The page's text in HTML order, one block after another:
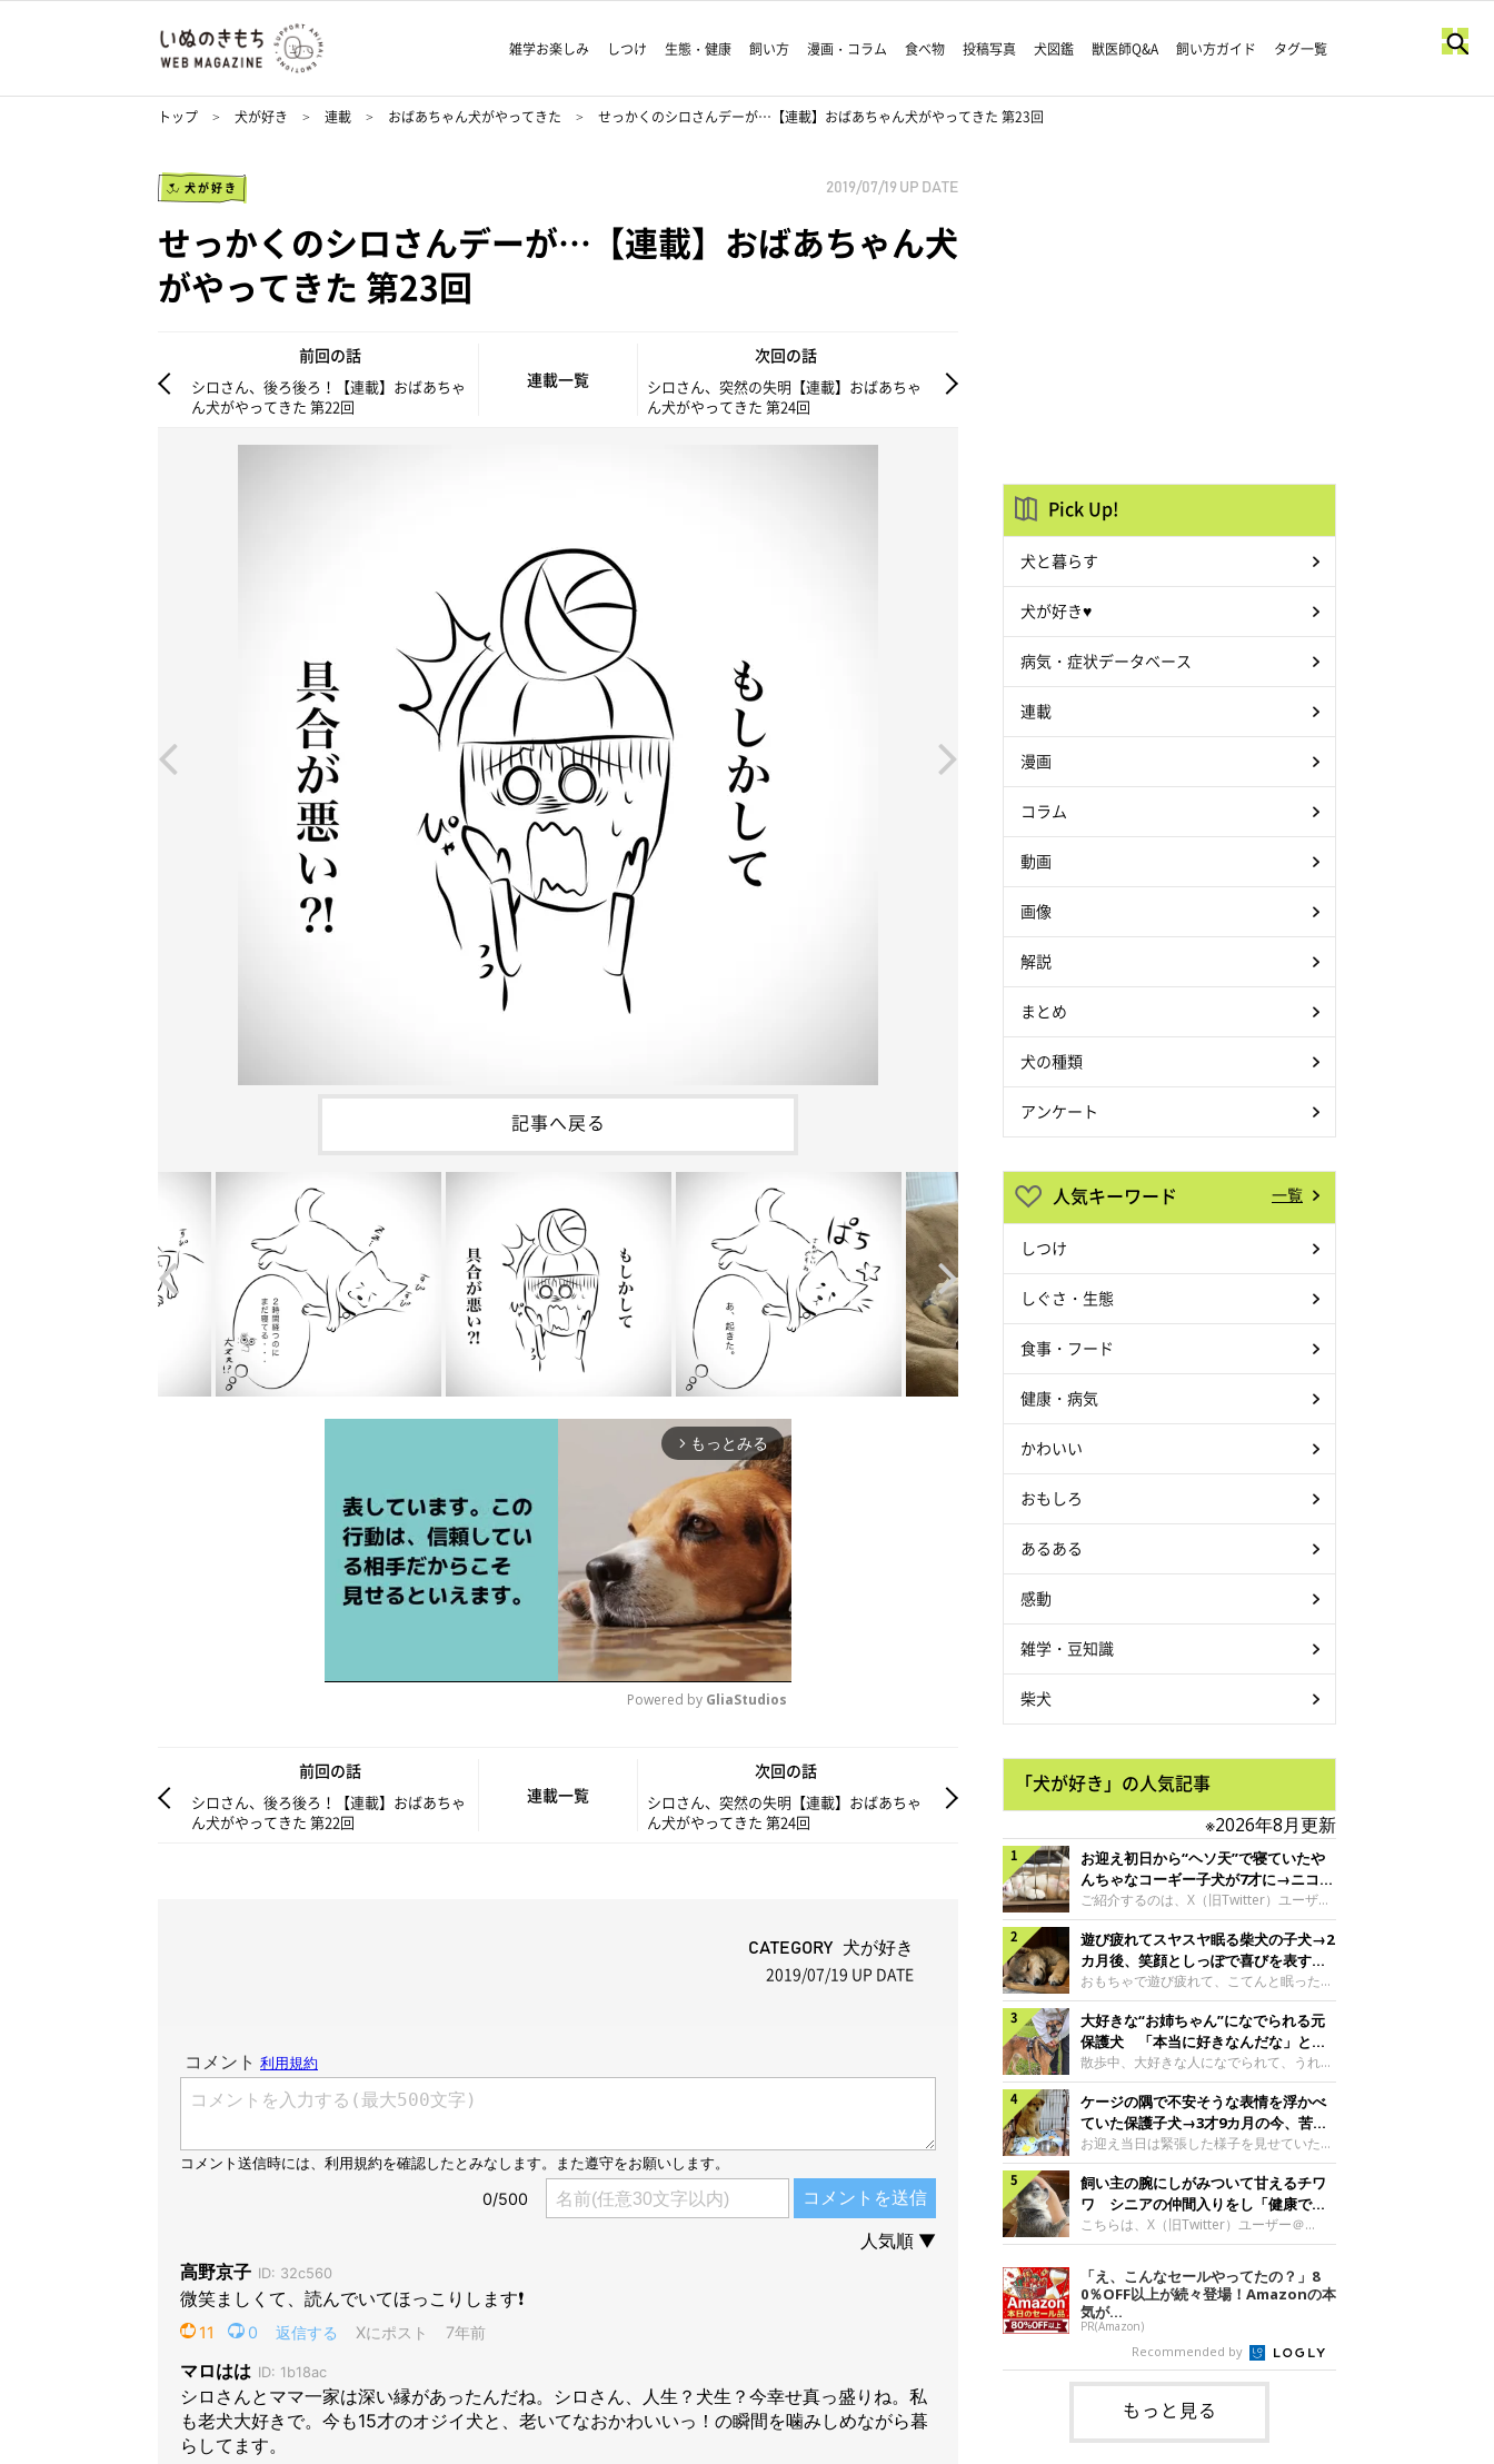
雑学お楽しみ しつけ 生態・健康 飼い方 漫画・コラム 食べ物 投稿写真 犬図鑑 獣医師Q&A 飼い方ガイド タグ一覧
トップ 犬が好き 連載 おばあちゃん犬がやってきた せっかくのシロさんデーが…【連載】おばあちゃん犬がやってきた 第23回
犬が好き 2019/07/19 UP DATE
せっかくのシロさんデーが…【連載】おばあちゃん犬
がやってきた 第23回
前回の話
シロさん、後ろ後ろ！【連載】おばあちゃ
ん犬がやってきた 第22回
連載一覧
次回の話
シロさん、突然の失明【連載】おばあちゃ
ん犬がやってきた 第24回
記事へ戻る
arrow_forward_ios もっとみる
t
Powered by GliaStudios
前回の話
シロさん、後ろ後ろ！【連載】おばあちゃ
ん犬がやってきた 第22回
連載一覧
次回の話
シロさん、突然の失明【連載】おばあちゃ
ん犬がやってきた 第24回
CATEGORY 犬が好き
2019/07/19 UP DATE
Pick Up!
犬と暮らす
犬が好き♥
病気・症状データベース
連載
漫画
コラム
動画
画像
解説
まとめ
犬の種類
アンケート
人気キーワード 一覧
しつけ
しぐさ・生態
食事・フード
健康・病気
かわいい
おもしろ
あるある
感動
雑学・豆知識
柴犬
「犬が好き」の人気記事
※2026年8月更新
お迎え初日から“ヘソ天”で寝ていたや
んちゃなコーギー子犬が7才に→ニコニ
コ“コーギースマイル”が魅力のコに成
長！
ご紹介するのは、X（旧Twitter）ユーザー
＠Kus1oKg2vsgdWS2さんの愛犬でウェル
シュ・コーギー・ペンブロークの神楽ちゃ
ん。今年の8月で7才になるという神楽ちゃ
んですが、いったいどんな子犬時代を過ご
したのでしょうか。今回は、神楽ちゃんの
成長を飼い主さんと振り返ります！神楽ち
ゃんの成長について聞いた！お迎えから数
日後の神楽ちゃん（撮影時生後2カ月）＠
Kus1oKg2vsgdWS2――お迎え当初の神楽
ちゃんの様子について教えてください。飼
い主さん： 「お迎え当日から“ヘソ天”で寝
るようなコでし
遊び疲れてスヤスヤ眠る柴犬の子犬→2
カ月後、笑顔としっぽで喜びを表すコ
に成長！
おもちゃで遊び疲れて、こてんと眠った子
犬。あれから2カ月、表情や行動にさまざ
まな変化が見られるようになりました。遊
び疲れて眠る生後2カ月のなっちゃん遊び
疲れた様子のなっちゃん。@Pkndg_紹介
するのは、X（旧Twitter）ユーザー
@Pkndg_さんの愛犬・なっちゃん（取材
時、生後4カ月／柴犬）。こちらの写真
は、なっちゃんが生後2カ月のころに撮影
された一枚です。この日、なっちゃんは家
族と一緒におもちゃで遊んでいました。た
くさん遊んで疲れたのか、その後は眠り始
めたそうです。眠るなっちゃん。
@Pkndg_
大好きな“お姉ちゃん”になでられる元
保護犬 「本当に好きなんだな」と感
じる表情にほっこり
散歩中、大好きな人になでられて、うれし
そうな表情を見せる元保護犬。甘えるよう
な姿に、見ているこちらまでほっこりしま
す。大好きな“お姉ちゃん”に甘える小次郎
くん妹さんになでてもらい、うれしそうな
表情を見せる小次郎くん（2026年6月撮
影）。@mika_Jimmy紹介するのは、X（旧
Twitter）ユーザー@mika_Jimmyさんの愛
犬・小次郎くん（撮影時5才）。こちら
は、飼い主さんの妹さんと一緒に散歩をし
日、飼い主さんは実家から自宅へ帰る途
中、妹さんと公園で待ち合わせ
ケージの隅で不安そうな表情を浮かべ
ていた保護子犬→3才9カ月の今、苦手
を克服し頼もしいコに成長！
お迎え当日は緊張した様子を見せていた元
野犬の保護子犬。あれから約3年半、苦手
だったことを一つひとつ克服し、家族に寄
り添う姿を見せています。お迎え当日、ケ
ージの隅で不安そうにお迎え当日のシルビ
アちゃん。@nemonemotos今回紹介する
@nemonemotosさんの愛犬・シルビアち
ゃん（撮影当時、生後推定2カ月）。飼い
主さんが「#最初に撮った一枚」として投
稿した写真には、ケージの隅で不安そうな
表情を浮かべるシルビアちゃんの姿が写っ
ていました。こちらは、保護犬だったシル
飼い主の腕にしがみついて甘えるチワ
ワ シニアの仲間入りをし「健康で穏
やかな暮らしが続いてほしい」と願う
こちらは、X（旧Twitter）ユーザー＠
kotubusuke617さんが投稿した写真。写
っているのは、愛犬でチワワのつぶしゃん
（本名：こつぶちゃん）です。飼い主さん
の腕にしがみつくつぶしゃん（撮影時6
才）＠kotubusuke617撮影当時の状況に
ついて伺うと、飼い主さんはこう教えてく
れました。飼い主さん： 「ある休日のこ
とです。私がソファに座った途端にひざの
上にのってきたので、そのままなでながら
テレビを見ていたのですが、微動だにしな
いので気になって見てみると、腕にしがみ
「え、こんなセールやってたの？」8
0％OFF以上が続々登場！Amazonの本
気が...
PR(Amazon)
Recommended by
もっと見る